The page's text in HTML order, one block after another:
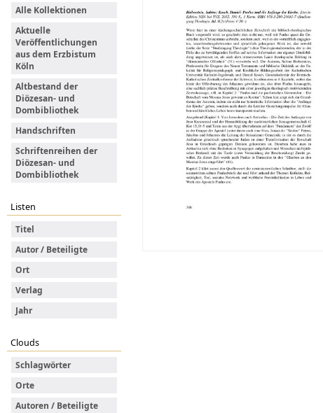
Alle Kollektionen
Aktuelle
Veröffentlichungen
aus dem Erzbistum
Köln
Altbestand der
Diözesan- und
Dombibliothek
Handschriften
Schriftenreihen der
Diözesan- und
Dombibliothek
Listen
Titel
Autor / Beteiligte
Ort
Verlag
Jahr
Clouds
Schlagwörter
Orte
Autoren / Beteiligte